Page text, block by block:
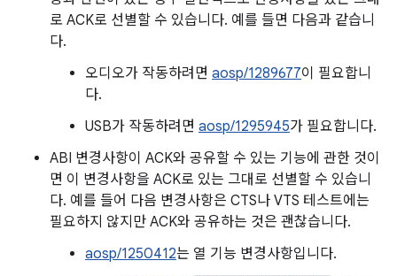
로 ACK로 선별할 수 있습니다. 예를 들면 다음과 같습니
다.
오디오가 작동하려면 aosp/1289677이 필요합니
다.
USB가 작동하려면 aosp/1295945가 필요합니다.
ABI 변경사항이 ACK와 공유할 수 있는 기능에 관한 것이
면 이 변경사항을 ACK로 있는 그대로 선별할 수 있습니
다. 예를 들어 다음 변경사항은 CTS나 VTS 테스트에는
필요하지 않지만 ACK와 공유하는 것은 괜찮습니다.
aosp/1250412는 열 기능 변경사항입니다.